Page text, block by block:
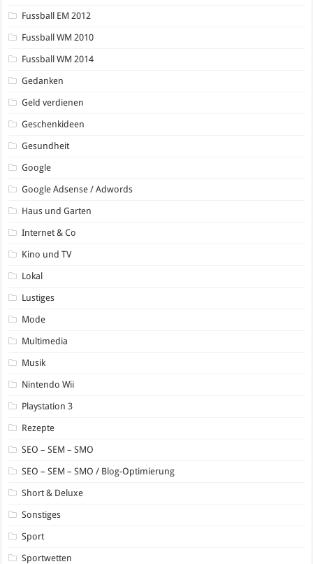
Fussball EM 2012
Fussball WM 2010
Fussball WM 2014
Gedanken
Geld verdienen
Geschenkideen
Gesundheit
Google
Google Adsense / Adwords
Haus und Garten
Internet & Co
Kino und TV
Lokal
Lustiges
Mode
Multimedia
Musik
Nintendo Wii
Playstation 3
Rezepte
SEO – SEM – SMO
SEO – SEM – SMO / Blog-Optimierung
Short & Deluxe
Sonstiges
Sport
Sportwetten